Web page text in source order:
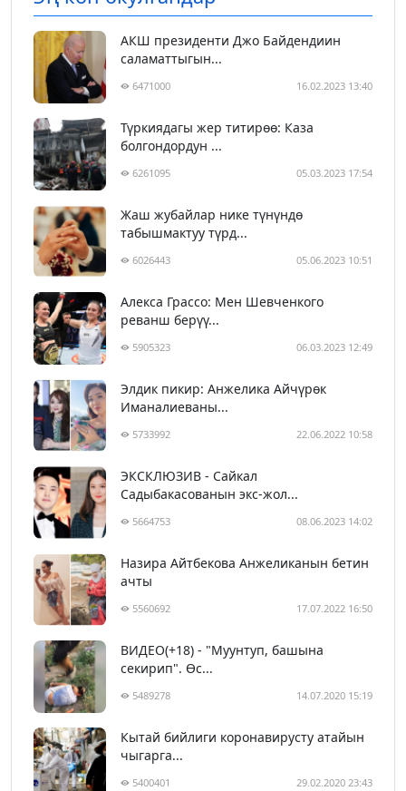
АКШ президенти Джо Байдендиин
саламаттыгын...
6471000 16.02.2023 13:40
Түркиядагы жер титирөө: Каза
болгондордун ...
6261095 05.03.2023 17:54
Жаш жубайлар нике түнүндө
табышмактуу түрд...
6026443 05.06.2023 10:51
Алекса Грассо: Мен Шевченкого
реванш берүү...
5905323 06.03.2023 12:49
Элдик пикир: Анжелика Айчүрөк
Иманалиеваны...
5733992 22.06.2022 10:58
ЭКСКЛЮЗИВ - Сайкал
Садыбакасованын экс-жол...
5664753 08.06.2023 14:02
Назира Айтбекова Анжеликанын бетин
ачты
5560692 17.07.2022 16:50
ВИДЕО(+18) - "Муунтуп, башына
секирип". Өс...
5489278 14.07.2020 15:19
Кытай бийлиги коронавирусту атайын
чыгарга...
5400401 29.02.2020 23:43